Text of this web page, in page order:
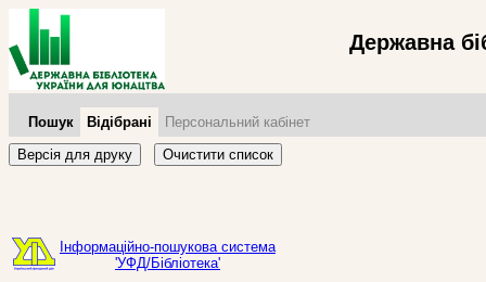
Державна
Пошук Відібрані
Персональний кабінет
Версія для друку
Очистити список
Інформаційно-пошукова система
'УФД/Бібліотека'